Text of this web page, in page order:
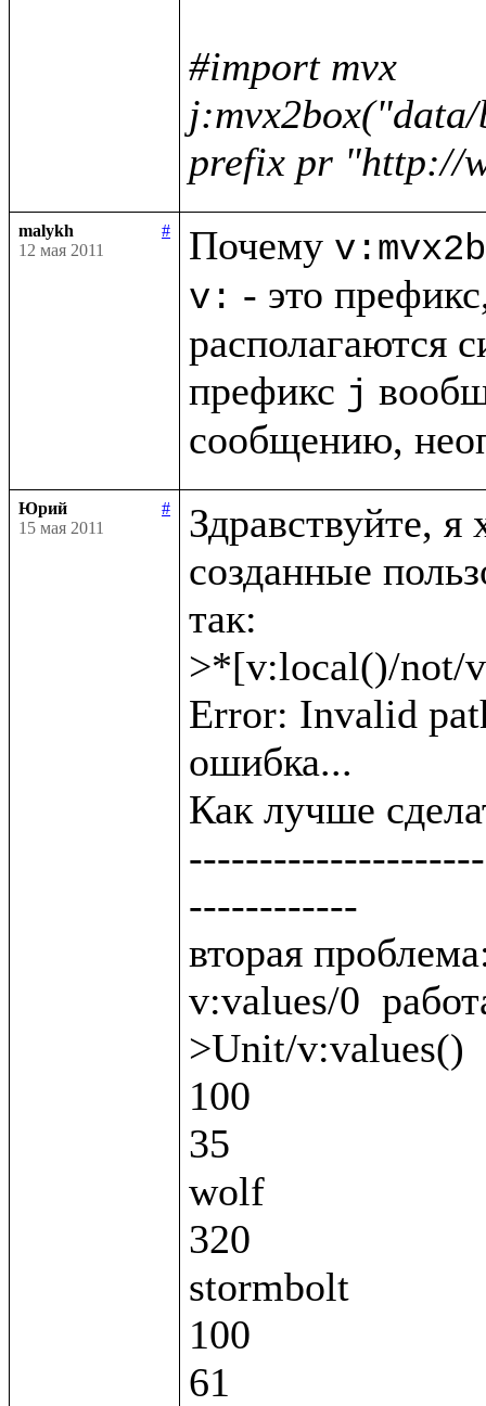
#import mvx
prefix pr "http://
malykh
#
12 мая 2011
Почему
v: - это
располагаются
префикс j
сообщению,
Юрий
#
15 мая 2011
Здравствуйте, я
созданные
так:
>*[v:local()/not/
Error: Invalid
ошибка...
Как лучше
------------
вторая
v:values/0
>Unit/v:values()
100
35
wolf
320
stormbolt
100
61